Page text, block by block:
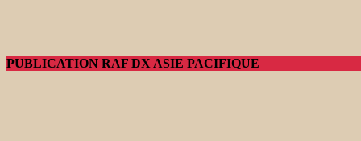
PUBLICATION RAF DX ASIE PACIFIQUE